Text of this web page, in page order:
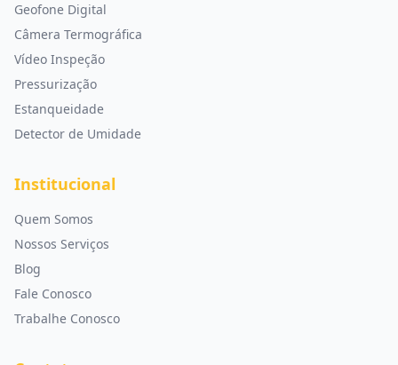
Geofone Digital
Câmera Termográfica
Vídeo Inspeção
Pressurização
Estanqueidade
Detector de Umidade
Institucional
Quem Somos
Nossos Serviços
Blog
Fale Conosco
Trabalhe Conosco